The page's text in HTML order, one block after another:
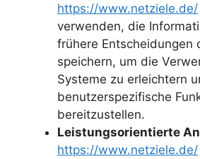
https://www.netziele.de/
verwenden, die
frühere Entscheidungen
speichern, um die
Systeme zu erleichtern
benutzerspezifische
bereitzustellen.
Leistungsorientierte
https://www.netziele.de/